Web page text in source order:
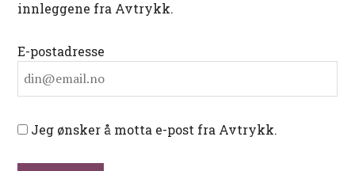
innleggene fra Avtrykk.
E-postadresse
Jeg ønsker å motta e-post fra Avtrykk.